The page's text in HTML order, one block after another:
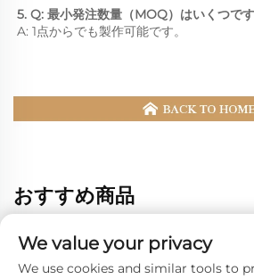
5. Q: 最小発注数量（MOQ）はいくつで
A: 1点からでも製作可能です。
おすすめ商品
We value your privacy
We use cookies and similar tools to